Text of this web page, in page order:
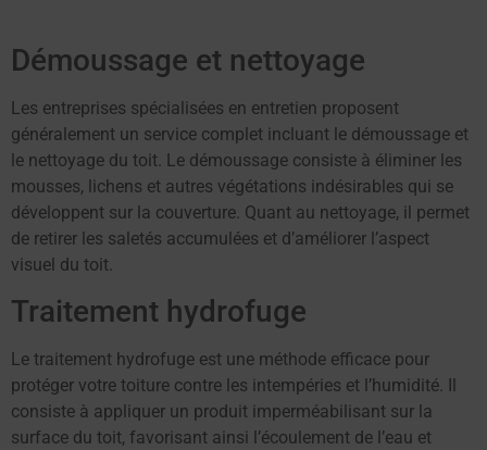
Démoussage et nettoyage
Les entreprises spécialisées en entretien proposent
généralement un service complet incluant le démoussage et
le nettoyage du toit. Le démoussage consiste à éliminer les
mousses, lichens et autres végétations indésirables qui se
développent sur la couverture. Quant au nettoyage, il permet
de retirer les saletés accumulées et d’améliorer l’aspect
visuel du toit.
Traitement hydrofuge
Le traitement hydrofuge est une méthode efficace pour
protéger votre toiture contre les intempéries et l’humidité. Il
consiste à appliquer un produit imperméabilisant sur la
surface du toit, favorisant ainsi l’écoulement de l’eau et